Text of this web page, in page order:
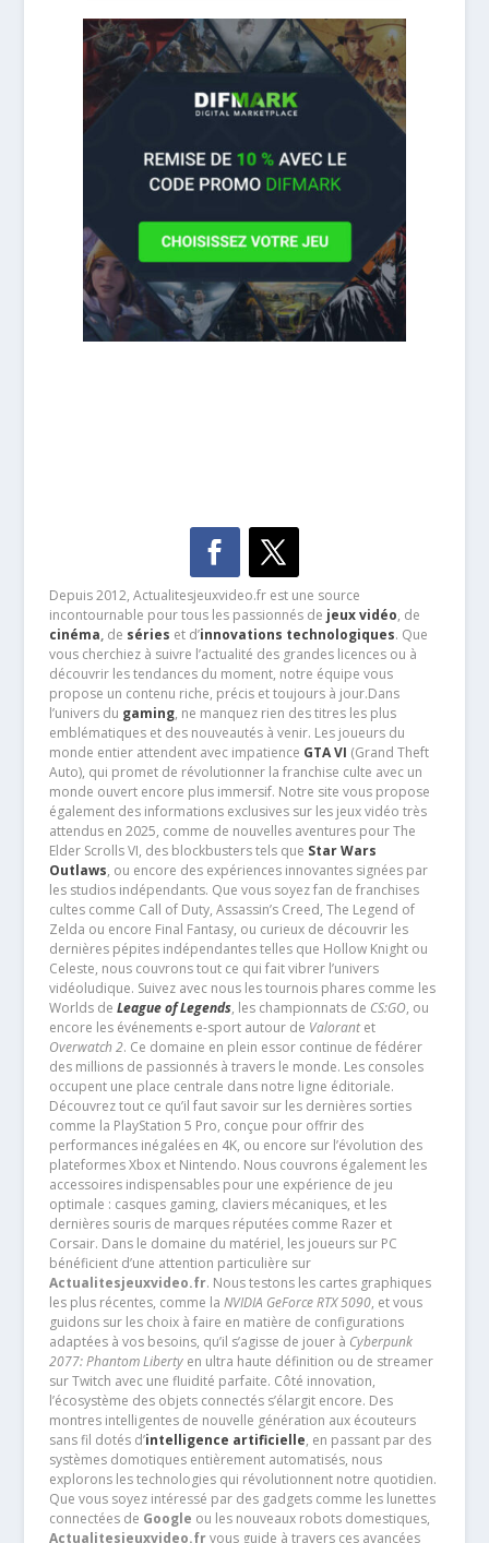
Depuis 2012, Actualitesjeuxvideo.fr est une source
incontournable pour tous les passionnés de jeux vidéo, de
cinéma,de séries et d’innovations technologiques. Que
vous cherchiez à suivre l’actualité des grandes licences ou à
découvrir les tendances du moment, notre équipe vous
propose un contenu riche, précis et toujours à jour.Dans
l’univers du gaming, ne manquez rien des titres les plus
emblématiques et des nouveautés à venir. Les joueurs du
monde entier attendent avec impatience GTA VI (Grand Theft
Auto), qui promet de révolutionner la franchise culte avec un
monde ouvert encore plus immersif. Notre site vous propose
également des informations exclusives sur les jeux vidéo très
attendus en 2025, comme de nouvelles aventures pour The
Elder Scrolls VI, des blockbusters tels que Star Wars
Outlaws, ou encore des expériences innovantes signées par
les studios indépendants. Que vous soyez fan de franchises
cultes comme Call of Duty, Assassin’s Creed, The Legend of
Zelda ou encore Final Fantasy, ou curieux de découvrir les
dernières pépites indépendantes telles que Hollow Knight ou
Celeste, nous couvrons tout ce qui fait vibrer l’univers
vidéoludique. Suivez avec nous les tournois phares comme les
Worlds de League of Legends, les championnats de CS:GO, ou
encore les événements e-sport autour de Valorantet
Overwatch 2. Ce domaine en plein essor continue de fédérer
des millions de passionnés à travers le monde. Les consoles
occupent une place centrale dans notre ligne éditoriale.
Découvrez tout ce qu’il faut savoir sur les dernières sorties
comme la PlayStation 5 Pro, conçue pour offrir des
performances inégalées en 4K, ou encore sur l’évolution des
plateformes Xbox et Nintendo. Nous couvrons également les
accessoires indispensables pour une expérience de jeu
optimale : casques gaming, claviers mécaniques, et les
dernières souris de marques réputées comme Razer et
Corsair. Dans le domaine du matériel, les joueurs sur PC
bénéficient d’une attention particulière sur
Actualitesjeuxvideo.fr. Nous testons les cartes graphiques
les plus récentes, comme la NVIDIA GeForce RTX 5090, et vous
guidons sur les choix à faire en matière de configurations
adaptées à vos besoins, qu’il s’agisse de jouer à Cyberpunk
2077: Phantom Libertyen ultra haute définition ou de streamer
sur Twitch avec une fluidité parfaite. Côté innovation,
l’écosystème des objets connectés s’élargit encore. Des
montres intelligentes de nouvelle génération aux écouteurs
sans fil dotés d’intelligence artificielle, en passant par des
systèmes domotiques entièrement automatisés, nous
explorons les technologies qui révolutionnent notre quotidien.
Que vous soyez intéressé par des gadgets comme les lunettes
connectées de Google ou les nouveaux robots domestiques,
Actualitesjeuxvideo.frvous guide à travers ces avancées